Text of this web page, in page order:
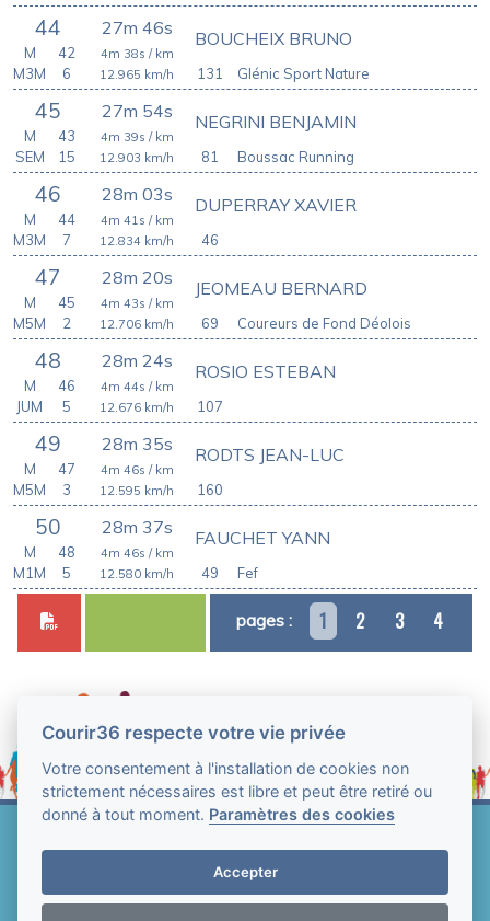
44 27m 46s
131
BOUCHEIX BRUNO
4m 38s / km
12.965 km/h
M
42
M3M
6 Glénic Sport Nature
45 27m 54s
81
NEGRINI BENJAMIN
4m 39s / km
12.903 km/h
M
43
SEM
15 Boussac Running
46 28m 03s
46
DUPERRAY XAVIER
4m 41s / km
12.834 km/h
M
44
M3M
7
47 28m 20s
69
JEOMEAU BERNARD
4m 43s / km
12.706 km/h
M
45
M5M
2 Coureurs de Fond Déolois
48 28m 24s
107
ROSIO ESTEBAN
4m 44s / km
12.676 km/h
M
46
JUM
5
49 28m 35s
160
RODTS JEAN-LUC
4m 46s / km
12.595 km/h
M
47
M5M
3
50 28m 37s
49
FAUCHET YANN
4m 46s / km
12.580 km/h
M
48
M1M
5 Fef
pages : 1 2 3 4
2004-2026
Mentions légales et conditions générales
Courir36 respecte votre vie privée
Votre consentement à l'installation de cookies non
strictement nécessaires est libre et peut être retiré ou
donné à tout moment. Paramètres des cookies
Accepter